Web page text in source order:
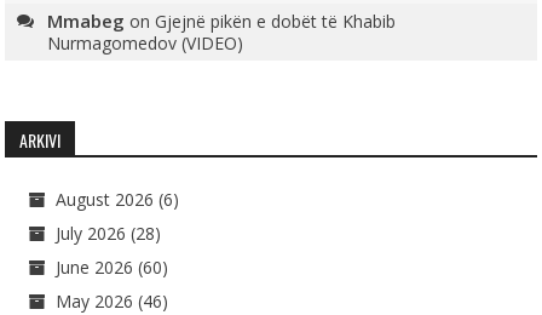
Mmabeg onGjejnë pikën e dobët të Khabib
Nurmagomedov (VIDEO)
ARKIVI
August 2026 (6)
July 2026 (28)
June 2026 (60)
May 2026 (46)